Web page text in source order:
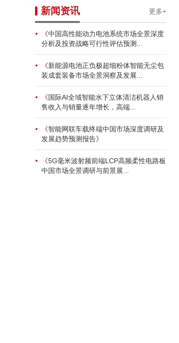
新闻资讯 更多+
《中国高性能动力电池系统市场全景深度
分析及投资战略可行性评估预测...
《新能源电池正负极超细粉体智能无尘包
装成套装备市场全景洞察及发展...
《国际AI全域智能水下立体清洁机器人销
售收入与销量逐年增长，高端...
《智能网联车载终端中国市场深度调研及
发展趋势预测报告》
《5G毫米波射频前端LCP高频柔性电路板
中国市场全景调研与前景展...